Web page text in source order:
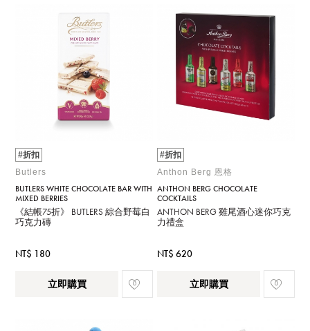
#折扣
Butlers
BUTLERS WHITE CHOCOLATE BAR WITH
MIXED BERRIES
《結帳75折》 BUTLERS 綜合野莓白
巧克力磚
NT$ 180
立即購買
#折扣
Anthon Berg 恩格
ANTHON BERG CHOCOLATE
COCKTAILS
ANTHON BERG 雞尾酒心迷你巧克
力禮盒
NT$ 620
立即購買